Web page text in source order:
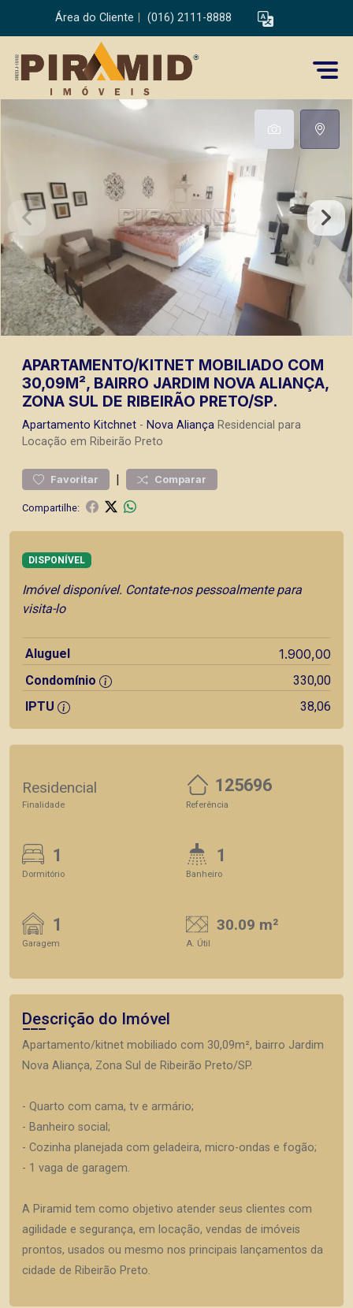
Área do Cliente (016) 2111-8888
APARTAMENTO/KITNET MOBILIADO COM
30,09M², BAIRRO JARDIM NOVA ALIANÇA,
ZONA SUL DE RIBEIRÃO PRETO/SP.
Apartamento Kitchnet - Nova Aliança Residencial para
Locação em Ribeirão Preto
Favoritar | Comparar
Compartilhe:
DISPONÍVEL
Imóvel disponível. Contate-nos pessoalmente para
visita-lo
Aluguel 1.900,00
Condomínio
330,00
IPTU
38,06
Residencial
Finalidade
125696
Referência
1
Dormitório
1
Banheiro
1
Garagem
30.09 m²
A. Útil
Descrição do Imóvel
Apartamento/kitnet mobiliado com 30,09m², bairro Jardim
Nova Aliança, Zona Sul de Ribeirão Preto/SP.
- Quarto com cama, tv e armário;
- Banheiro social;
- Cozinha planejada com geladeira, micro-ondas e fogão;
- 1 vaga de garagem.
A Piramid tem como objetivo atender seus clientes com
agilidade e segurança, em locação, vendas de imóveis
prontos, usados ou mesmo nos principais lançamentos da
cidade de Ribeirão Preto.